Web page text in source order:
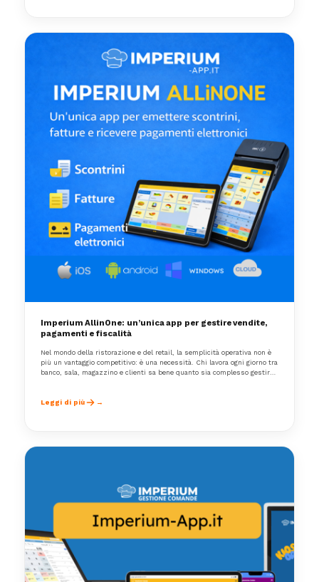
Imperium AllinOne: un’unica app per gestire vendite,
pagamenti e fiscalità
Nel mondo della ristorazione e del retail, la semplicità operativa non è
più un vantaggio competitivo: è una necessità. Chi lavora ogni giorno tra
banco, sala, magazzino e clienti sa bene quanto sia complesso gestire
Leggi di più